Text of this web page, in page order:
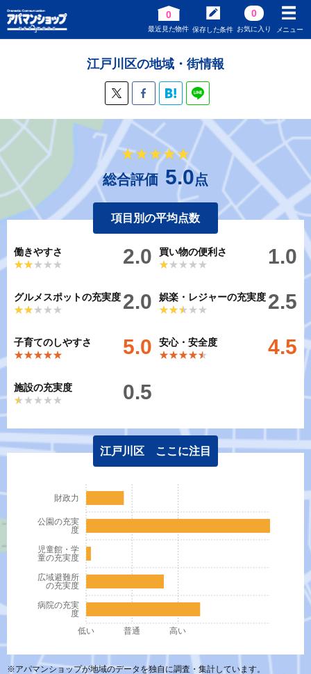
0
最近見た物件 保存した条件
0
お気に入り メニュー
江戸川区の地域・街情報
★★★★★
★★★★★
総合評価 5.0点
項目別の平均点数
働きやすさ
★★★★★
★★★★★ 2.0
買い物の便利さ
★★★★★
★★★★★ 1.0
グルメスポットの充実度
★★★★★
★★★★★ 2.0
娯楽・レジャーの充実度
★★★★★
★★★★★ 2.5
子育てのしやすさ
★★★★★
★★★★★ 5.0
安心・安全度
★★★★★
★★★★★ 4.5
施設の充実度
★★★★★
★★★★★ 0.5
江戸川区 ここに注目
病院の充実
度
広域避難所
の充実度
児童館・学
童の充実度
公園の充実
度
財政力
低い 普通 高い
※アパマンショップが地域のデータを独自に調査・集計しています。